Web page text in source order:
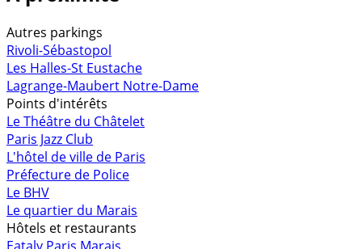
Autres parkings
Rivoli-Sébastopol
Les Halles-St Eustache
Lagrange-Maubert Notre-Dame
Points d'intérêts
Le Théâtre du Châtelet
Paris Jazz Club
L'hôtel de ville de Paris
Préfecture de Police
Le BHV
Le quartier du Marais
Hôtels et restaurants